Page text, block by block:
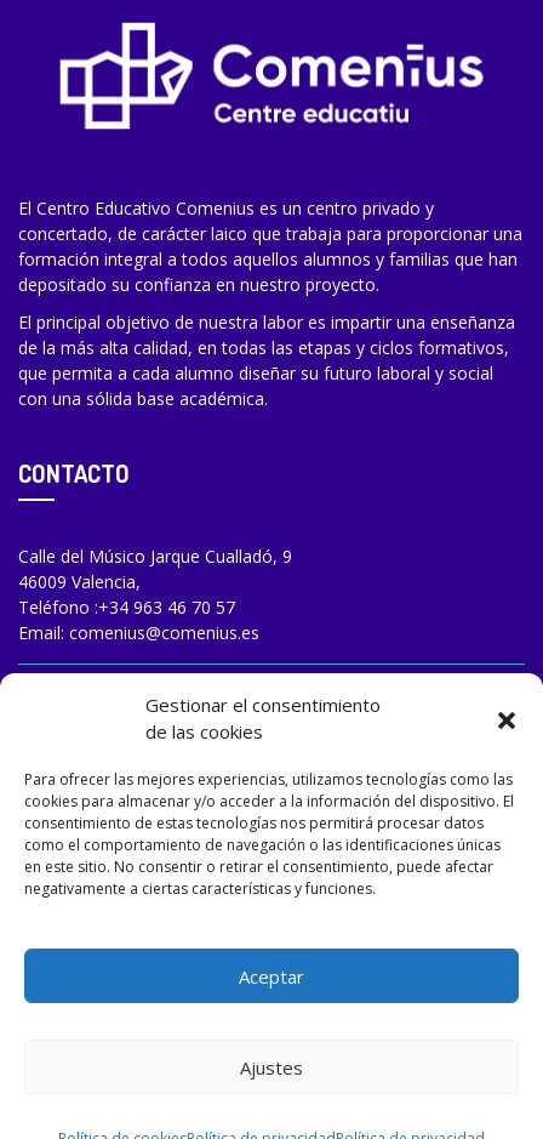
Gestionar el consentimiento
de las cookies
Para ofrecer las mejores experiencias, utilizamos tecnologías como las
cookies para almacenar y/o acceder a la información del dispositivo. El
consentimiento de estas tecnologías nos permitirá procesar datos
como el comportamiento de navegación o las identificaciones únicas
en este sitio. No consentir o retirar el consentimiento, puede afectar
negativamente a ciertas características y funciones.
Aceptar
Ajustes
El Centro Educativo Comenius es un centro privado y
concertado, de carácter laico que trabaja para proporcionar una
formación integral a todos aquellos alumnos y familias que han
depositado su confianza en nuestro proyecto.
El principal objetivo de nuestra labor es impartir una enseñanza
de la más alta calidad, en todas las etapas y ciclos formativos,
que permita a cada alumno diseñar su futuro laboral y social
con una sólida base académica.
CONTACTO
Calle del Músico Jarque Cualladó, 9
46009 Valencia,
Teléfono :+34 963 46 70 57
Email: comenius@comenius.es
Designed and developed by